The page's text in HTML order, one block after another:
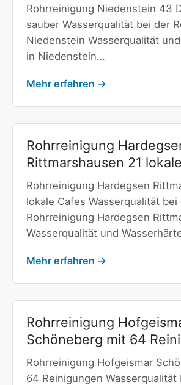
Rohrreinigung Niedenstein 43
sauber Wasserqualität bei der
Niedenstein Wasserqualität
in Niedenstein…
Mehr erfahren →
Rohrreinigung
Rittmarshausen 21
Rohrreinigung Hardegsen
lokale Cafes Wasserqualität bei
Rohrreinigung Hardegsen
Wasserqualität und
Mehr erfahren →
Rohrreinigung
Schöneberg mit 64
Rohrreinigung Hofgeismar
64 Reinigungen Wasserqualität